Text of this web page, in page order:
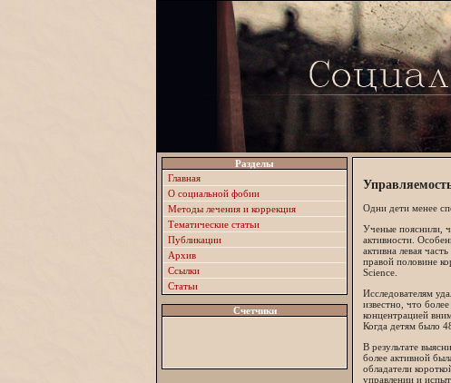
Разделы
Главная
О социальной фобии
Методы лечения и коррекция
Тематические статьи
Публикации
Архив
Ссылки
Статьи
Счетчики
Одни дети менее
Ученые пояснили,
активности.
активна левая
правой половине
Science.
Исследователям
известно, что
концентрацией
Когда детям было
В результате
более активной
обладатели
управлении и